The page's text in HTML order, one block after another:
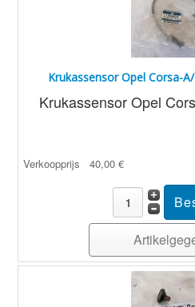
Krukassensor Opel Corsa-
Krukassensor Opel
Verkoopprijs 40,00 €